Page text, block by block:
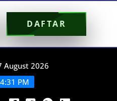
DAFTAR
August 2026
PM